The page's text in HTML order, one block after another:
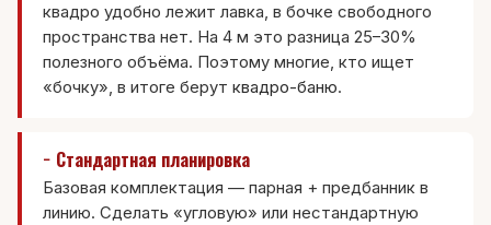
квадро удобно лежит лавка, в бочке свободного
пространства нет. На 4 м это разница 25–30%
полезного объёма. Поэтому многие, кто ищет
«бочку», в итоге берутквадро-баню.
− Стандартная планировка
Базовая комплектация — парная + предбанник в
линию. Сделать «угловую» или нестандартную